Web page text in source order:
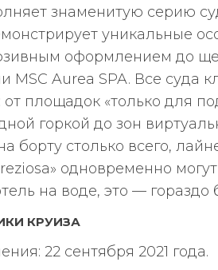
знаменитую серию
уникальные
оформлением до
MSC Aurea SPA. Все суда
площадок «только для
горкой до зон
борту столько всего,
одновременно
на воде, это —
КРУИЗА
22 сентября 2021 года.